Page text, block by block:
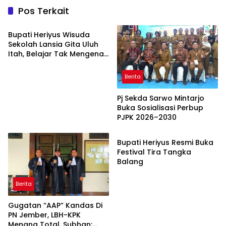
Pos Terkait
Berita
Bupati Heriyus Wisuda
Sekolah Lansia Gita Uluh
Itah, Belajar Tak Mengenal
Berita
Pj Sekda Sarwo Mintarjo
Buka Sosialisasi Perbup
PJPK 2026–2030
Berita
Gugatan “AAP” Kandas Di
PN Jember, LBH-KPK
Berita
Bupati Heriyus Resmi Buka
Festival Tira Tangka
Balang